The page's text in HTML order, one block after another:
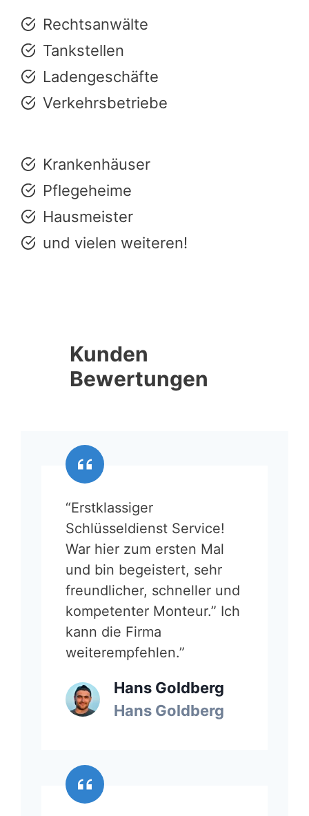
Rechtsanwälte
Tankstellen
Ladengeschäfte
Verkehrsbetriebe
Krankenhäuser
Pflegeheime
Hausmeister
und vielen weiteren!
Kunden
Bewertungen
“Erstklassiger
Schlüsseldienst Service!
War hier zum ersten Mal
und bin begeistert, sehr
freundlicher, schneller und
kompetenter Monteur.” Ich
kann die Firma
weiterempfehlen.”
Hans Goldberg
Hans Goldberg